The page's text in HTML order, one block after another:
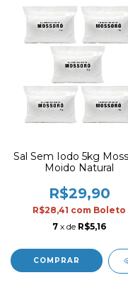
Sal Sem Iodo 5kg
Moido Natural
R$29,90
R$28,41 com Boleto
7 x de R$5,16